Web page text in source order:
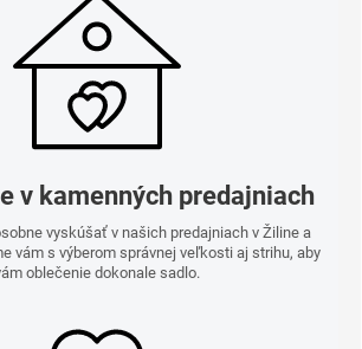
v kamenných predajniach
vyskúšať v našich predajniach v Žiline a
vám s výberom správnej veľkosti aj strihu, aby
oblečenie dokonale sadlo.